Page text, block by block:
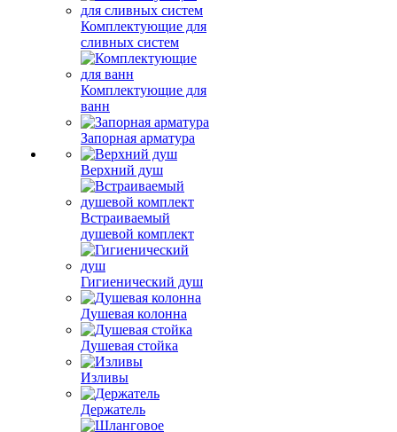
Комплектующие для
сливных систем
Комплектующие для
ванн
Запорная арматура
Верхний душ
Встраиваемый
душевой комплект
Гигиенический душ
Душевая колонна
Душевая стойка
Изливы
Держатель